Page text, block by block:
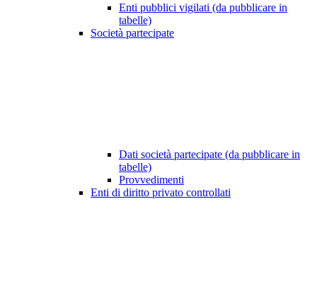
Enti pubblici vigilati (da pubblicare in
tabelle)
Società partecipate
Dati società partecipate (da pubblicare in
tabelle)
Provvedimenti
Enti di diritto privato controllati